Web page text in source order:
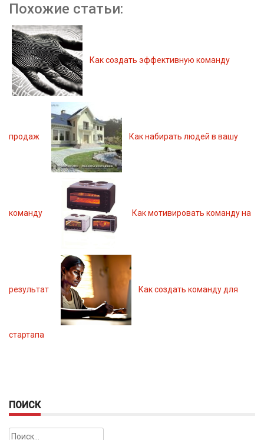
Похожие статьи:
Как создать эффективную команду
продаж Как набирать людей в вашу
команду Как мотивировать команду на
результат Как создать команду для
стартапа
ПОИСК
Найти: